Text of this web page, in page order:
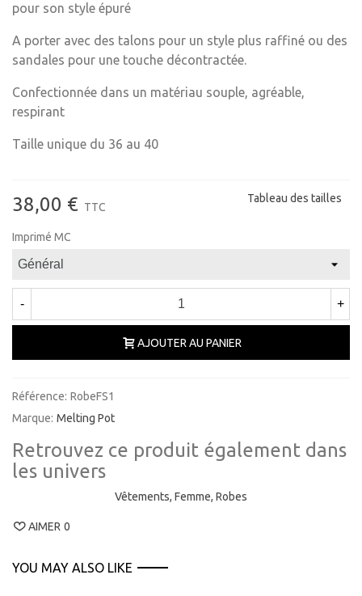
pour son style épuré
A porter avec des talons pour un style plus raffiné ou des
sandales pour une touche décontractée.
Confectionnée dans un matériau souple, agréable,
respirant
Taille unique du 36 au 40
38,00 € TTC
Tableau des tailles
Imprimé MC
- +
AJOUTER AU PANIER
Référence: RobeFS1
Marque: Melting Pot
Retrouvez ce produit également dans
les univers
Vêtements, Femme, Robes
AIMER 0
YOU MAY ALSO LIKE